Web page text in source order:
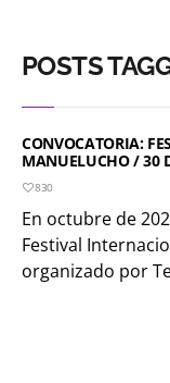
POSTS
CONVOCATORIA:
MANUELUCHO / 30
830
En octubre de
Festival
organizado por